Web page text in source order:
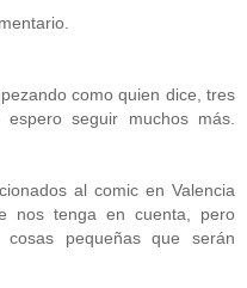
como quien dice, tres
seguir muchos más.
al comic en Valencia
nos tenga en cuenta, pero
pequeñas que serán